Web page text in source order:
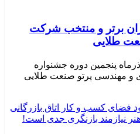
برتر و منتخب شرکت
طلایی
به مناسبت روز پژوهش در ۲۵ آذرماه پنجمین دوره جشنواره
و مهندسی پرتو صنعت طلایی